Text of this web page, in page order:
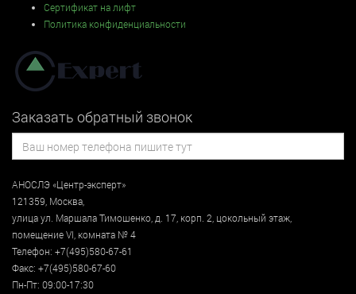
Сертификат на лифт
Политика конфиденциальности
Заказать обратный звонок
АНОСЛЭ «Центр-эксперт»
121359 Москва
улицаул. Маршала Тимошенко, д. 17, корп. 2, цокольный этаж
помещение VI, комната № 4
Телефон: +7(495)580-67-61
Факс: +7(495)580-67-60
Пн-Пт: 09:00-17:30